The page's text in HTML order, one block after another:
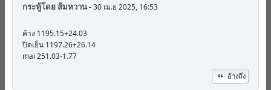
กระทู้โดย ส้มหวาน- 30 เม.ย 2025, 16:53
ค้าง 1195.15+24.03
ปิดเย็น 1197.26+26.14
mai 251.03-1.77
อ้างถึง